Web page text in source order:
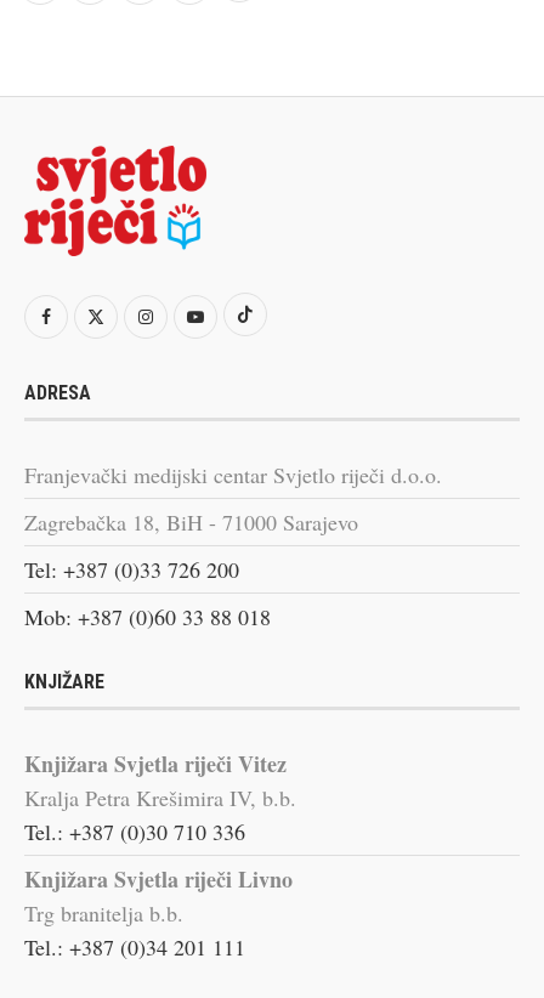
ADRESA
Franjevački medijski centar Svjetlo riječi d.o.o.
Zagrebačka 18, BiH - 71000 Sarajevo
Tel: +387 (0)33 726 200
Mob: +387 (0)60 33 88 018
KNJIŽARE
Knjižara Svjetla riječi Vitez
Kralja Petra Krešimira IV, b.b.
Tel.: +387 (0)30 710 336
Knjižara Svjetla riječi Livno
Trg branitelja b.b.
Tel.: +387 (0)34 201 111